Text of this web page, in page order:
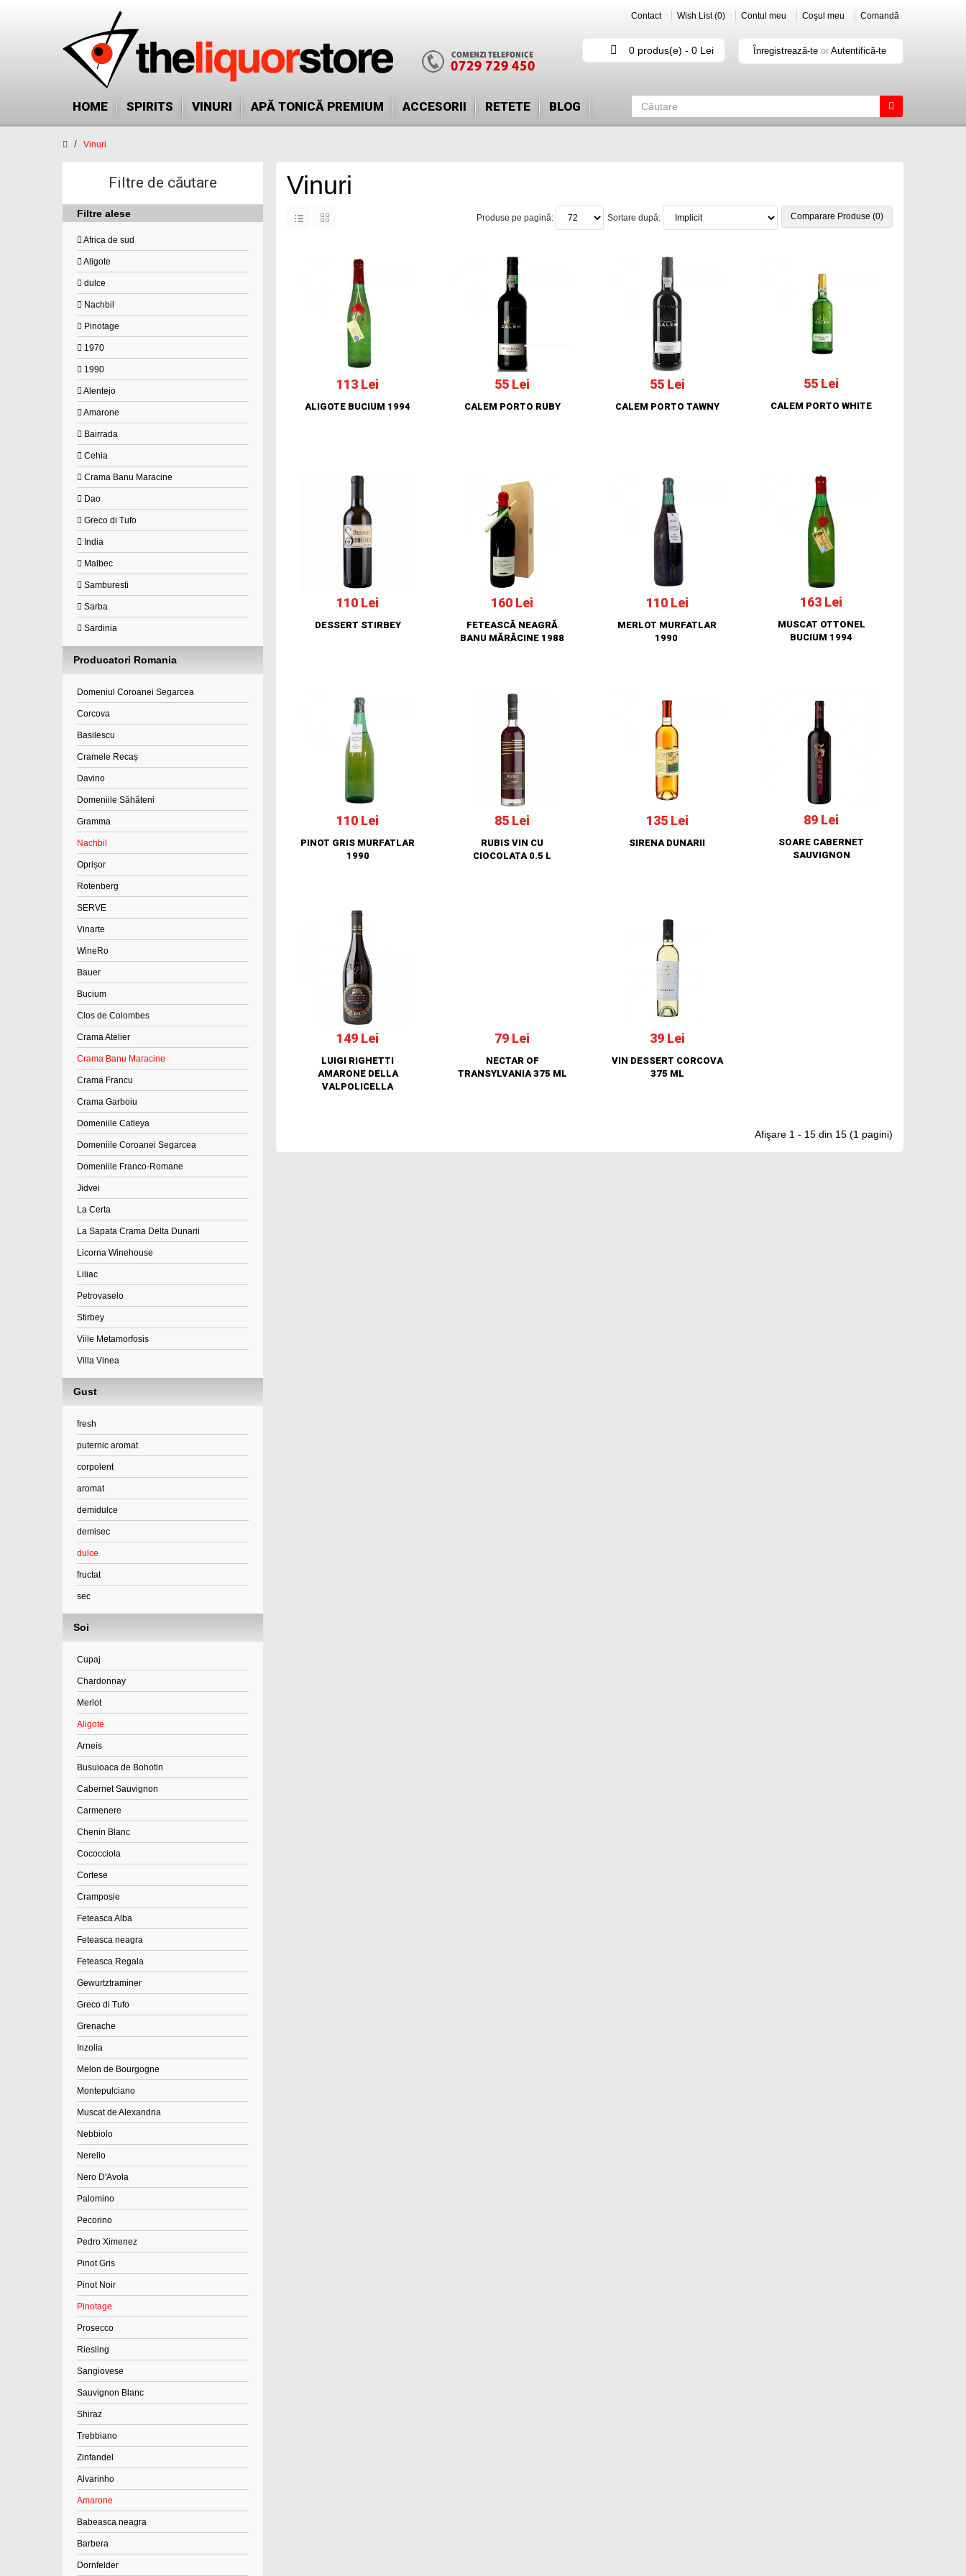
Contact Wish List (0) Contul meu Coşul meu Comandă
0 produs(e) - 0 Lei Înregistrează-te orAutentifică-te
HOME SPIRITS VINURI APĂ TONICĂ PREMIUM ACCESORII RETETE BLOG
Vinuri
Filtre de căutare
Filtre alese
Africa de sud
Aligote
dulce
Nachbil
Pinotage
1970
1990
Alentejo
Amarone
Bairrada
Cehia
Crama Banu Maracine
Dao
Greco di Tufo
India
Malbec
Samburesti
Sarba
Sardinia
Producatori Romania
Domeniul Coroanei Segarcea
Corcova
Basilescu
Cramele Recaș
Davino
Domeniile Săhăteni
Gramma
Nachbil
Oprișor
Rotenberg
SERVE
Vinarte
WineRo
Bauer
Bucium
Clos de Colombes
Crama Atelier
Crama Banu Maracine
Crama Francu
Crama Garboiu
Domeniile Catleya
Domeniile Coroanei Segarcea
Domeniile Franco-Romane
Jidvei
La Certa
La Sapata Crama Delta Dunarii
Licorna Winehouse
Liliac
Petrovaselo
Stirbey
Viile Metamorfosis
Villa Vinea
Gust
fresh
puternic aromat
corpolent
aromat
demidulce
demisec
dulce
fructat
sec
Soi
Cupaj
Chardonnay
Merlot
Aligote
Arneis
Busuioaca de Bohotin
Cabernet Sauvignon
Carmenere
Chenin Blanc
Cococciola
Cortese
Cramposie
Feteasca Alba
Feteasca neagra
Feteasca Regala
Gewurtztraminer
Greco di Tufo
Grenache
Inzolia
Melon de Bourgogne
Montepulciano
Muscat de Alexandria
Nebbiolo
Nerello
Nero D'Avola
Palomino
Pecorino
Pedro Ximenez
Pinot Gris
Pinot Noir
Pinotage
Prosecco
Riesling
Sangiovese
Sauvignon Blanc
Shiraz
Trebbiano
Zinfandel
Alvarinho
Amarone
Babeasca neagra
Barbera
Dornfelder
Vinuri
Comparare Produse (0)
Sortare după:
Produse pe pagină:
113 Lei
ALIGOTE BUCIUM 1994
55 Lei
CALEM PORTO RUBY
55 Lei
CALEM PORTO TAWNY
55 Lei
CALEM PORTO WHITE
110 Lei
DESSERT STIRBEY
160 Lei
FETEASCĂ NEAGRĂ
BANU MĂRĂCINE 1988
110 Lei
MERLOT MURFATLAR
1990
163 Lei
MUSCAT OTTONEL
BUCIUM 1994
110 Lei
PINOT GRIS MURFATLAR
1990
85 Lei
RUBIS VIN CU
CIOCOLATA 0.5 L
135 Lei
SIRENA DUNARII
89 Lei
SOARE CABERNET
SAUVIGNON
149 Lei
LUIGI RIGHETTI
AMARONE DELLA
VALPOLICELLA
79 Lei
NECTAR OF
TRANSYLVANIA 375 ML
39 Lei
VIN DESSERT CORCOVA
375 ML
Afişare 1 - 15 din 15 (1 pagini)